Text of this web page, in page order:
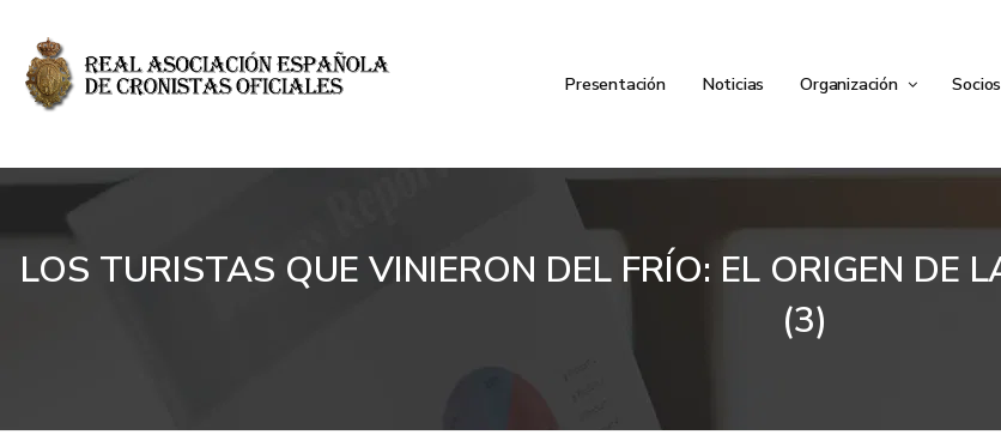
Presentación Noticias Organización Socios
LOS TURISTAS QUE VINIERON DEL FRÍO: EL ORIGEN DE
(3)